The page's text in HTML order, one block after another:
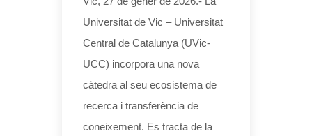
Universitat de Vic – Universitat
Central de Catalunya (UVic-
UCC) incorpora una nova
càtedra al seu ecosistema de
recerca i transferència de
coneixement. Es tracta de la